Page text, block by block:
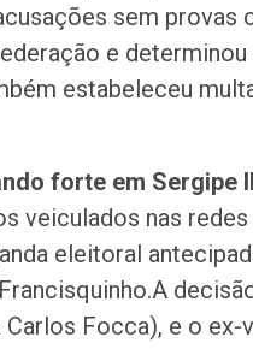
sem provas
e
estabeleceu
forte em Sergipe II
veiculados nas
eleitoral
Focca), e o